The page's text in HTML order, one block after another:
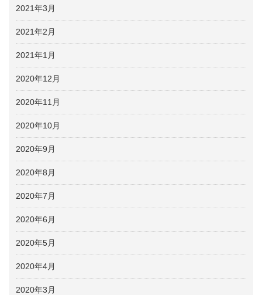
2021年3月
2021年2月
2021年1月
2020年12月
2020年11月
2020年10月
2020年9月
2020年8月
2020年7月
2020年6月
2020年5月
2020年4月
2020年3月